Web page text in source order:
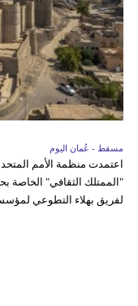
مسقط - عُمان اليوم
اعتمدت منظمة الأمم المتحدة
"الممتلك الثقافي" الخاصة
لفريق بهلاء التطوعي